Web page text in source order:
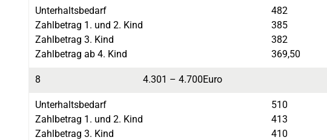
Unterhaltsbedarf
Zahlbetrag 1. und 2. Kind
Zahlbetrag 3. Kind
Zahlbetrag ab 4. Kind
482
385
382
369,50
8 4.301 – 4.700Euro
Unterhaltsbedarf
Zahlbetrag 1. und 2. Kind
Zahlbetrag 3. Kind
510
413
410